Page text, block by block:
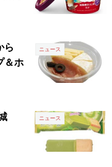
ら
＆ホ
ニュース
ニュース